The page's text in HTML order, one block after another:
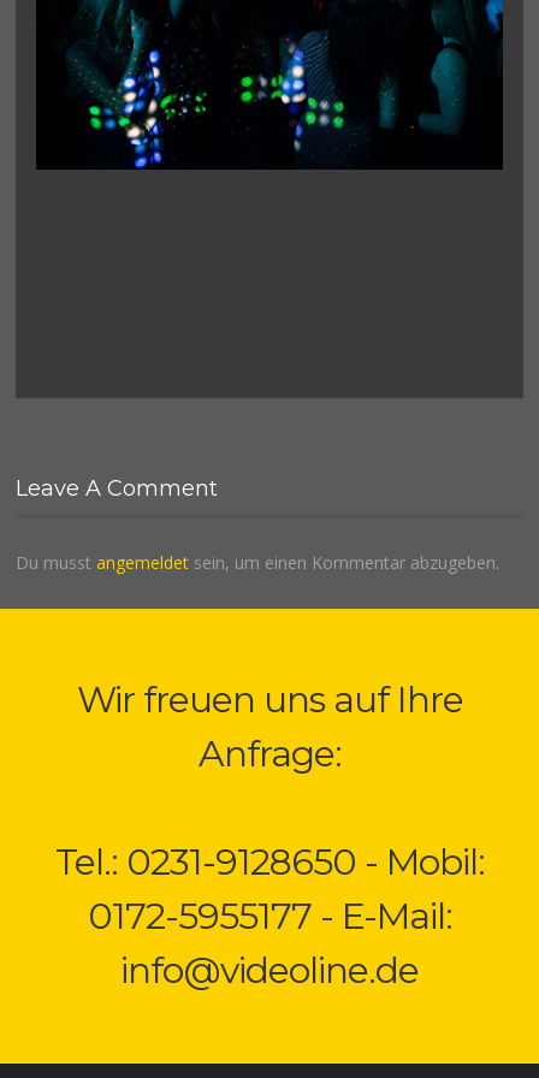
Leave A Comment
Du musst angemeldet sein, um einen Kommentar abzugeben.
Wir freuen uns auf Ihre
Anfrage:
Tel.: 0231-9128650 - Mobil:
0172-5955177 - E-Mail:
info@videoline.de